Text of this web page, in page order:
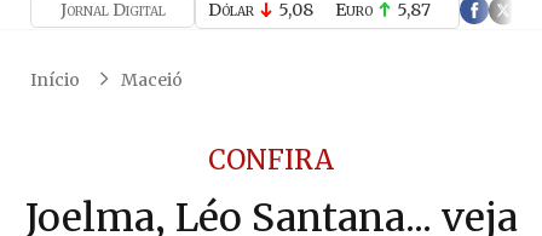
Jornal Digital Dólar 5,08 Euro 5,87
Início Maceió
CONFIRA
Joelma, Léo Santana... veja